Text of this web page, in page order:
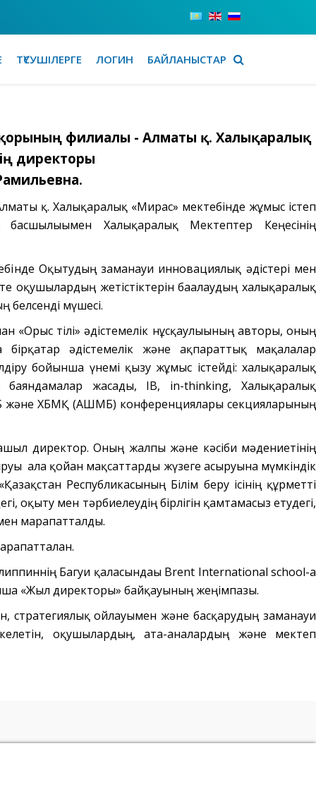
ТҮСУШІЛЕРГЕ ЛОГИН БАЙЛАНЫСТАР
қорының филиалы - Алматы қ. Халықаралық
директоры
қ. Халықаралық «Мирас» мектебінде жұмыс істеп
Халықаралық Мектептер Кеңесінің
Оқытудың заманауи инновациялық әдістері мен
жетістіктерін бағалаудың халықаралық
белсенді мүшесі.
«Орыс тілі» әдістемелік нұсқаулығының авторы, оның
әдістемелік және ақпараттық мақалалар
бойынша үнемі қызу жұмыс істейді: халықаралық
жасады, IB, in-thinking, Халықаралық
және ХБМҚ (АШМБ) конференциялары секцияларының
директор. Оның жалпы және кәсіби мәдениетінің
алға қойған мақсаттарды жүзеге асыруына мүмкіндік
Республикасының Білім беру ісінің құрметті
оқыту мен тәрбиелеудің бірлігін қамтамасыз етудегі,
марапатталды.
Багуи қаласындағы Brent International school-ға
«Жыл директоры» байқауының жеңімпазы.
стратегиялық ойлауымен және басқарудың заманауи
оқушылардың, ата-аналардың және мектеп